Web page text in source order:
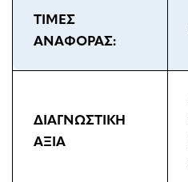
ΤΙΜΕΣ
ΑΝΑΦΟΡΑΣ:
ΔΙΑΓΝΩΣΤΙΚΗ
ΑΞΙΑ